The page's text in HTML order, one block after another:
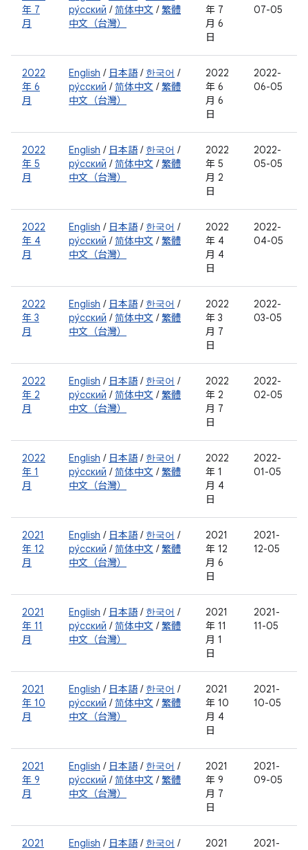
年 7
月
ру́сский /简体中文 / 繁體
中文（台灣）
年 7
月 6
日
07-05
2022
年 6
月
English / 日本語/ 한국어 /
ру́сский /简体中文 / 繁體
中文（台灣）
2022
年 6
月 6
日
2022-
06-05
2022
年 5
月
English / 日本語/ 한국어 /
ру́сский /简体中文 / 繁體
中文（台灣）
2022
年 5
月 2
日
2022-
05-05
2022
年 4
月
English / 日本語/ 한국어 /
ру́сский /简体中文 / 繁體
中文（台灣）
2022
年 4
月 4
日
2022-
04-05
2022
年 3
月
English / 日本語/ 한국어 /
ру́сский /简体中文 / 繁體
中文（台灣）
2022
年 3
月 7
日
2022-
03-05
2022
年 2
月
English / 日本語/ 한국어 /
ру́сский /简体中文 / 繁體
中文（台灣）
2022
年 2
月 7
日
2022-
02-05
2022
年 1
月
English / 日本語/ 한국어 /
ру́сский /简体中文 / 繁體
中文（台灣）
2022
年 1
月 4
日
2022-
01-05
2021
年 12
月
English / 日本語/ 한국어 /
ру́сский /简体中文 / 繁體
中文（台灣）
2021
年 12
月 6
日
2021-
12-05
2021
年 11
月
English / 日本語/ 한국어 /
ру́сский /简体中文 / 繁體
中文（台灣）
2021
年 11
月 1
日
2021-
11-05
2021
年 10
月
English / 日本語/ 한국어 /
ру́сский /简体中文 / 繁體
中文（台灣）
2021
年 10
月 4
日
2021-
10-05
2021
年 9
月
English / 日本語/ 한국어 /
ру́сский /简体中文 / 繁體
中文（台灣）
2021
年 9
月 7
日
2021-
09-05
2021
English / 日本語/ 한국어 /
2021
2021-